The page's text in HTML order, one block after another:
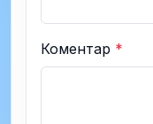
Коментар *